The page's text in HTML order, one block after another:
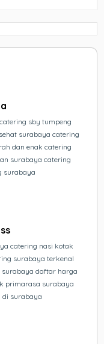
sby tumpeng
surabaya catering
dan enak catering
surabaya catering
surabaya
catering nasi kotak
surabaya terkenal
daftar harga
primarasa surabaya
di surabaya